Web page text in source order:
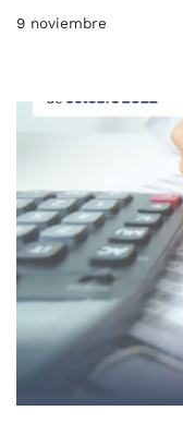
9 noviembre